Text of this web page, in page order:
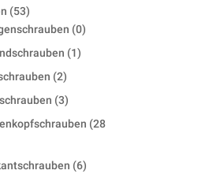
5353
products 00
11
22
products
33
products
28
66